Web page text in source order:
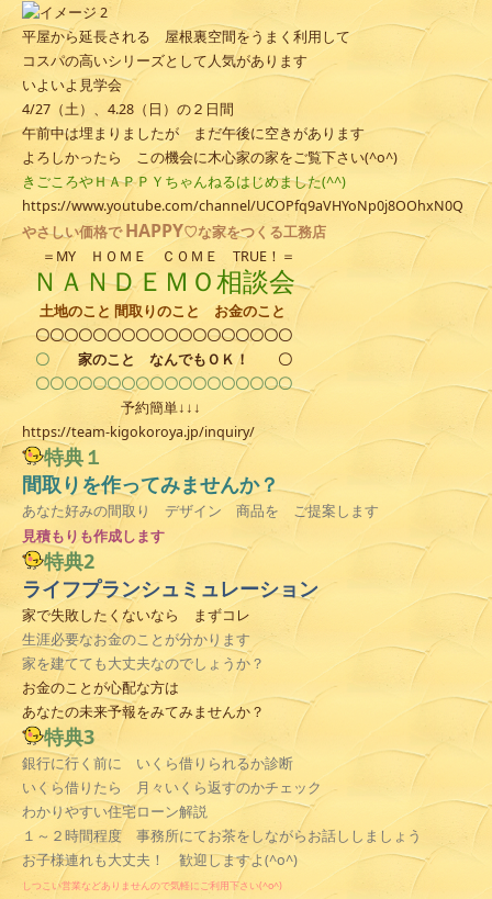
平屋から延長される 屋根裏空間をうまく利用して
コスパの高いシリーズとして人気があります
いよいよ見学会
4/27（土）、4.28（日）の２日間
午前中は埋まりましたが まだ午後に空きがあります
よろしかったら この機会に木心家の家をご覧下さい(^o^)
きごころやＨＡＰＰＹちゃんねるはじめました(^^)
https://www.youtube.com/channel/UCOPfq9aVHYoNp0j8OOhxN0Q
やさしい価格でHAPPY♡な家をつくる工務店
＝MY ＨＯＭＥ ＣＯＭＥ TRUE！＝
ＮＡＮＤＥＭＯ相談会
土地のこと 間取りのこと お金のこと
〇〇〇〇〇〇〇〇〇〇〇〇〇〇〇〇〇〇
〇 家のこと なんでもＯＫ！
〇
〇〇〇〇〇〇〇〇〇〇〇〇〇〇〇〇〇〇
予約簡単↓↓↓
https://team-kigokoroya.jp/inquiry/
特典１
間取りを作ってみませんか？
あなた好みの間取り デザイン 商品を ご提案します
見積もりも作成します
特典2
ライフプランシュミュレーション
家で失敗したくないなら まずコレ
生涯必要なお金のことが分かります
家を建てても大丈夫なのでしょうか？
お金のことが心配な方は
あなたの未来予報をみてみませんか？
特典3
銀行に行く前に いくら借りられるか診断
いくら借りたら 月々いくら返すのかチェック
わかりやすい住宅ローン解説
１～２時間程度 事務所にてお茶をしながらお話ししましょう
お子様連れも大丈夫！ 歓迎しますよ(^o^)
しつこい営業などありませんので気軽にご利用下さい(^o^)